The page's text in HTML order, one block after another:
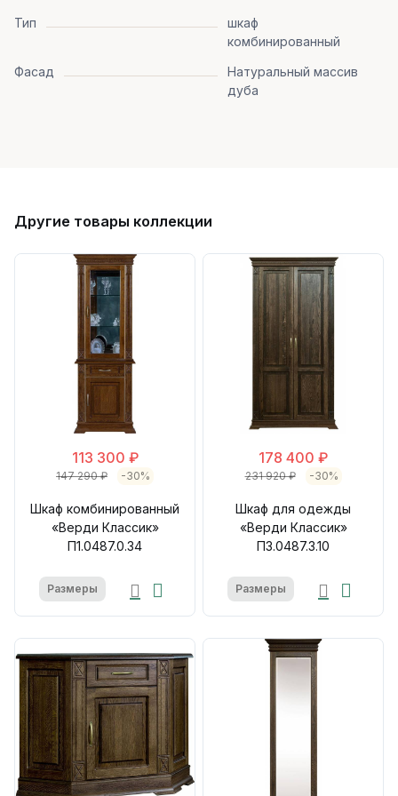
Тип
шкаф
комбинированный
Фасад
Натуральный массив
дуба
Другие товары коллекции
113 300 ₽
147 290 ₽ -30%
Шкаф комбинированный
«Верди Классик»
П1.0487.0.34
Размеры
178 400 ₽
231 920 ₽ -30%
Шкаф для одежды
«Верди Классик»
П3.0487.3.10
Размеры